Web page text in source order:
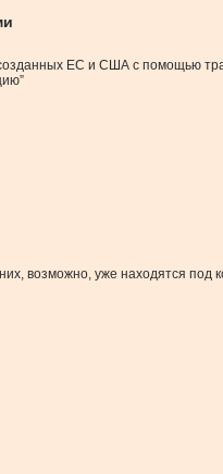
ЕС и США с помощью
возможно, уже находятся под